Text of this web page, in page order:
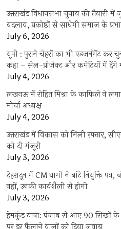
उत्तराखंंड विधानसभा चुनाव की तैयारी
बदलाव, प्रकोष्ठों से साधेगी समाज के
July 6, 2026
यूपी : पुराने चेहरों का भी एडजर्नमेंट कर
कहा – सेल-प्रोजेक्ट और कमेटियों में देंगे
July 4, 2026
लखनऊ में रोहित मिश्रा के काफिले ने
मोर्चा अध्यक्ष
July 4, 2026
उत्तराखंड में विकास को मिली रफ्तार,
को दी मंजूरी
July 3, 2026
देहरादून में CM धामी ने बांटे नियुक्ति
नहीं, उनकी कार्यशैली से होगी
July 3, 2026
हेमकुंड यात्रा: पंजाब से आए 90 सिखों के